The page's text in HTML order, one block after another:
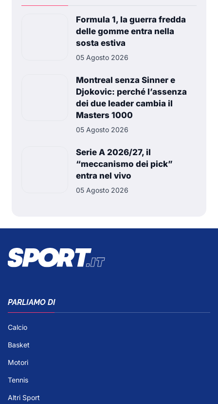
Formula 1, la guerra fredda
delle gomme entra nella
sosta estiva
05 Agosto 2026
Montreal senza Sinner e
Djokovic: perché l’assenza
dei due leader cambia il
Masters 1000
05 Agosto 2026
Serie A 2026/27, il
“meccanismo dei pick”
entra nel vivo
05 Agosto 2026
PARLIAMO DI
Calcio
Basket
Motori
Tennis
Altri Sport